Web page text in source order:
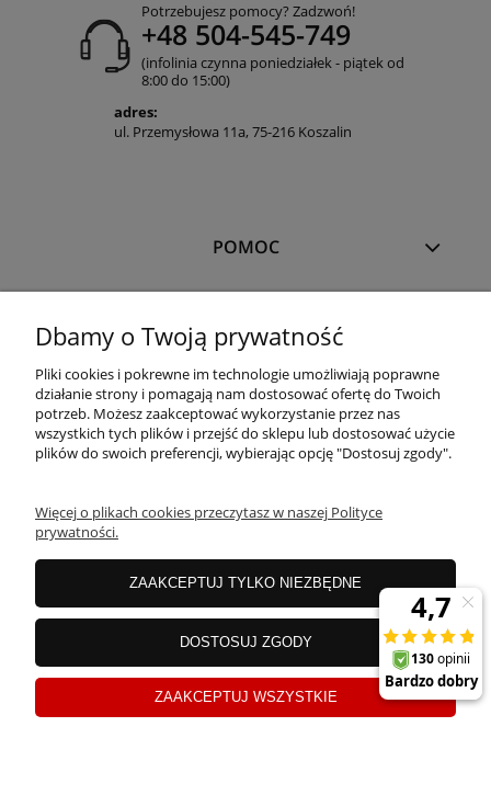
Potrzebujesz pomocy? Zadzwoń!
+48 504-545-749
(infolinia czynna poniedziałek - piątek od
8:00 do 15:00)
adres:
ul. Przemysłowa 11a, 75-216 Koszalin
POMOC
PŁATNOŚCI I DOSTAWA
OFERTA
| ul. Przemysłowa 11a, Koszalin 75-216, woj.
zachodniopomorskie | NIP: 6690500343 REGON: 008201011 | E-mail:
sklep@tklighting.plTel.:504545749
Dbamy o Twoją prywatność
Pliki cookies i pokrewne im technologie umożliwiają poprawne
działanie strony i pomagają nam dostosować ofertę do Twoich
potrzeb. Możesz zaakceptować wykorzystanie przez nas
wszystkich tych plików i przejść do sklepu lub dostosować użycie
plików do swoich preferencji, wybierając opcję "Dostosuj zgody".
Więcej o plikach cookies przeczytasz w naszej Polityce
prywatności.
ZAAKCEPTUJ TYLKO NIEZBĘDNE
DOSTOSUJ ZGODY
ZAAKCEPTUJ WSZYSTKIE